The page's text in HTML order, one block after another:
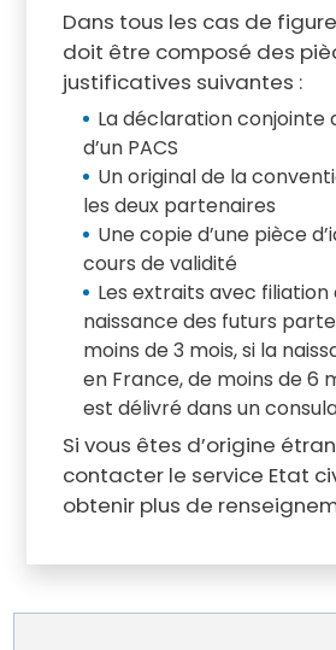
Dans tous les cas de
doit être composé des
justificatives suivantes :
La déclaration conjointe
d’un PACS
Un original de la
les deux partenaires
Une copie d’une pièce
cours de validité
Les extraits avec
naissance des futurs
moins de 3 mois, si la
en France, de moins de 6
est délivré dans un
Si vous êtes d’origine
contacter le service Etat
obtenir plus de